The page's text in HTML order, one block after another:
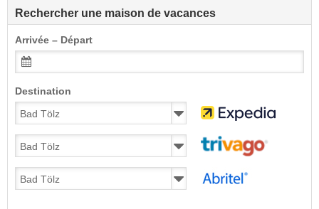
Rechercher une maison de vacances
Arrivée – Départ
Destination